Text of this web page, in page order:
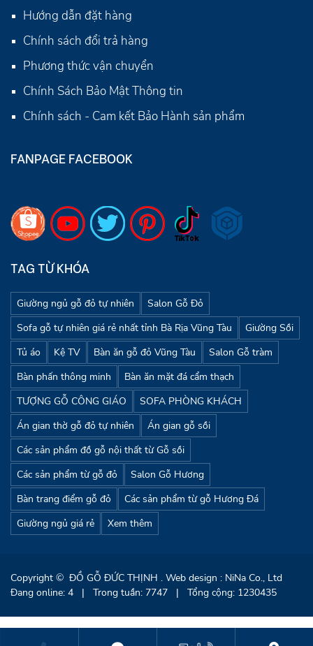
Hướng dẫn đặt hàng
Chính sách đổi trả hàng
Phương thức vận chuyển
Chính Sách Bảo Mật Thông tin
Chính sách - Cam kết Bảo Hành sản phẩm
FANPAGE FACEBOOK
TAG TỪ KHÓA
Giường ngủ gỗ đỏ tự nhiên
Salon Gỗ Đỏ
Sofa gỗ tự nhiên giá rẻ nhất tỉnh Bà Rịa Vũng Tàu
Giường Sồi
Tủ áo
Kệ TV Bàn ăn gỗ đỏ Vũng Tàu
Salon Gỗ tràm
Bàn phấn thông minh
Bàn ăn mặt đá cẩm thạch
TƯỢNG GỖ CÔNG GIÁO
SOFA PHÒNG KHÁCH
Án gian thờ gỗ đỏ tự nhiên
Án gian gỗ sồi
Các sản phẩm đồ gỗ nội thất từ Gỗ sồi
Các sản phẩm từ gỗ đỏ
Salon Gỗ Hương
Bàn trang điểm gỗ đỏ
Các sản phẩm từ gỗ Hương Đá
Giường ngủ giá rẻ
Xem thêm
Copyright © ĐỒ GỖ ĐỨC THỊNH . Web design : NiNa Co., Ltd
Đang online: 4
| Trong tuần: 7747 | Tổng cộng: 1230435